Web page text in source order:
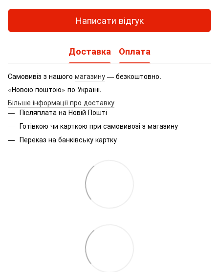
Написати відгук
Доставка Оплата
Самовивіз з нашого магазину — безкоштовно.
«Новою поштою» по Україні.
Більше інформації про доставку
Післяплата на Новій Пошті
Готівкою чи карткою при самовивозі з магазину
Переказ на банківську картку